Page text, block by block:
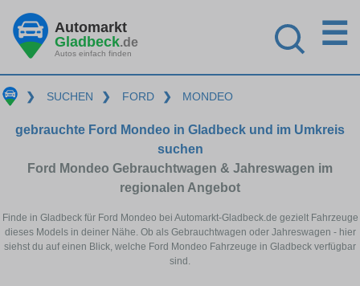
Automarkt
Gladbeck.de
Autos einfach finden
☰
❯ SUCHEN ❯ FORD ❯ MONDEO
gebrauchte Ford Mondeo in Gladbeck und im Umkreis
suchen
Ford Mondeo Gebrauchtwagen & Jahreswagen im
regionalen Angebot
Finde in Gladbeck für Ford Mondeo bei Automarkt-Gladbeck.de gezielt Fahrzeuge
dieses Models in deiner Nähe. Ob als Gebrauchtwagen oder Jahreswagen - hier
siehst du auf einen Blick, welche Ford Mondeo Fahrzeuge in Gladbeck verfügbar
sind.